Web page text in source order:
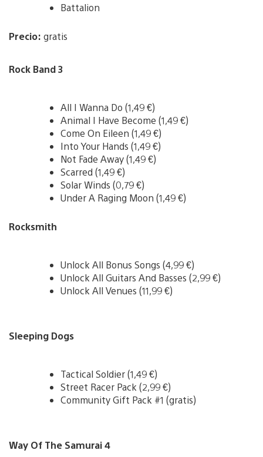
Battalion
Precio: gratis
Rock Band 3
All I Wanna Do (1,49 €)
Animal I Have Become (1,49 €)
Come On Eileen (1,49 €)
Into Your Hands (1,49 €)
Not Fade Away (1,49 €)
Scarred (1,49 €)
Solar Winds (0,79 €)
Under A Raging Moon (1,49 €)
Rocksmith
Unlock All Bonus Songs (4,99 €)
Unlock All Guitars And Basses (2,99 €)
Unlock All Venues (11,99 €)
Sleeping Dogs
Tactical Soldier (1,49 €)
Street Racer Pack (2,99 €)
Community Gift Pack #1 (gratis)
Way Of The Samurai 4